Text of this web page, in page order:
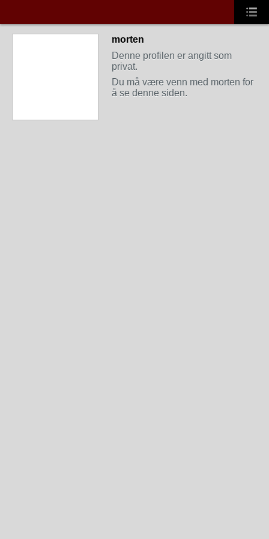
morten
Denne profilen er angitt som
privat.
Du må være venn med morten for
å se denne siden.